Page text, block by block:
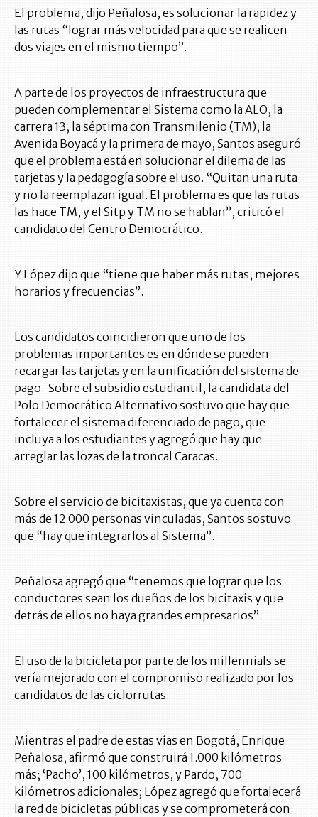
El problema, dijo Peñalosa, es solucionar la rapidez y
las rutas “lograr más velocidad para que se realicen
dos viajes en el mismo tiempo”.
A parte de los proyectos de infraestructura que
pueden complementar el Sistema como la ALO, la
carrera 13, la séptima con Transmilenio (TM), la
Avenida Boyacá y la primera de mayo, Santos aseguró
que el problema está en solucionar el dilema de las
tarjetas y la pedagogía sobre el uso. “Quitan una ruta
y no la reemplazan igual. El problema es que las rutas
las hace TM, y el Sitp y TM no se hablan”, criticó el
candidato del Centro Democrático.
Y López dijo que “tiene que haber más rutas, mejores
horarios y frecuencias”.
Los candidatos coincidieron que uno de los
problemas importantes es en dónde se pueden
recargar las tarjetas y en la unificación del sistema de
pago. Sobre el subsidio estudiantil, la candidata del
Polo Democrático Alternativo sostuvo que hay que
fortalecer el sistema diferenciado de pago, que
incluya a los estudiantes y agregó que hay que
arreglar las lozas de la troncal Caracas.
Sobre el servicio de bicitaxistas, que ya cuenta con
más de 12.000 personas vinculadas, Santos sostuvo
que “hay que integrarlos al Sistema”.
Peñalosa agregó que “tenemos que lograr que los
conductores sean los dueños de los bicitaxis y que
detrás de ellos no haya grandes empresarios”.
El uso de la bicicleta por parte de los millennials se
vería mejorado con el compromiso realizado por los
candidatos de las ciclorrutas.
Mientras el padre de estas vías en Bogotá, Enrique
Peñalosa, afirmó que construirá 1.000 kilómetros
más; ‘Pacho’, 100 kilómetros, y Pardo, 700
kilómetros adicionales; López agregó que fortalecerá
la red de bicicletas públicas y se comprometerá con